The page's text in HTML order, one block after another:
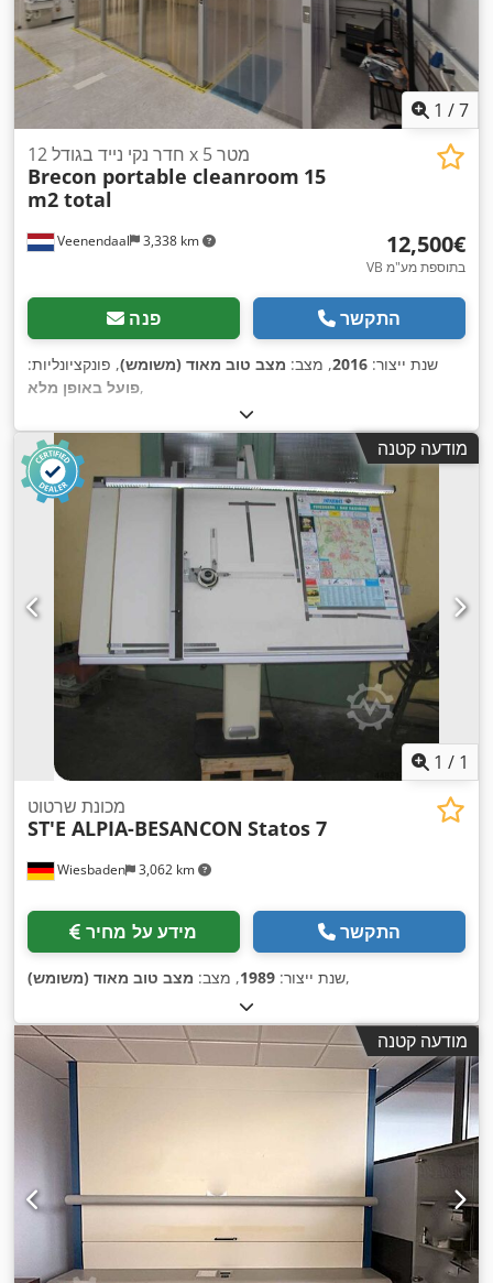
1 /7
Veenendaal 3,338 km
חדר נקי נייד בגודל 12 x 5 מטר
Brecon portable cleanroom 15
m2 total
‏12,500 ‏€
VB בתוספת מע"מ
פנה התקשר
שנת ייצור: 2016, מצב: מצב טוב מאוד (משומש), פונקציונליות:
פועל באופן מלא,
מודעה קטנה
1 / 1
Wiesbaden 3,062 km
מכונת שרטוט
ST'E ALPIA-BESANCON Statos 7
מידע על מחיר התקשר
שנת ייצור: 1989, מצב: מצב טוב מאוד (משומש) ,
מודעה קטנה